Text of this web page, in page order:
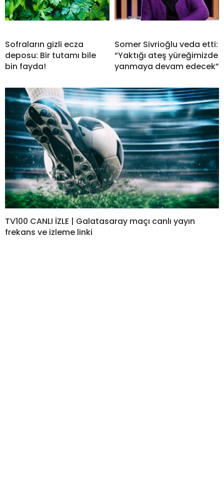
Sofraların gizli ecza
deposu: Bir tutamı bile
bin fayda!
Somer Sivrioğlu veda etti:
“Yaktığı ateş yüreğimizde
yanmaya devam edecek”
TV100 CANLI İZLE | Galatasaray maçı canlı yayın
frekans ve izleme linki